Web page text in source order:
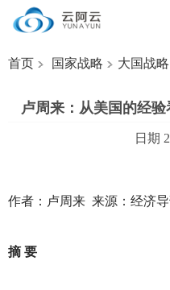
首页 国家战略 大国战略
卢周来：从美国的经
日期
作者：卢周来 来源：经济导
摘 要